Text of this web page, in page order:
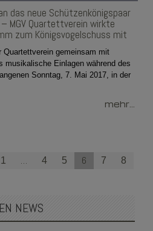
das neue Schützenkönigspaar
MGV Quartettverein wirkte
zum Königsvogelschuss mit
Quartettverein gemeinsam mit
musikalische Einlagen während des
Sonntag, 7. Mai 2017, in der
mehr...
1 … 4 5 6 7 8
NEWS